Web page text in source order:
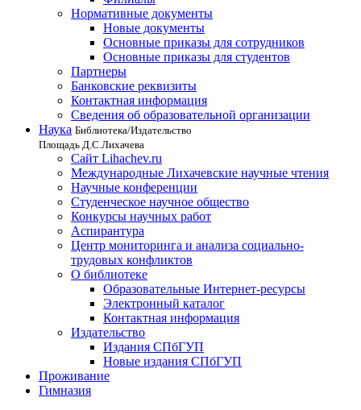
Нормативные документы
Новые документы
Основные приказы для сотрудников
Основные приказы для студентов
Партнеры
Банковские реквизиты
Контактная информация
Сведения об образовательной организации
Наука Библиотека/Издательство
Площадь Д.С.Лихачева
Сайт Lihachev.ru
Международные Лихачевские научные чтения
Научные конференции
Студенческое научное общество
Конкурсы научных работ
Аспирантура
Центр мониторинга и анализа социально-
трудовых конфликтов
О библиотеке
Образовательные Интернет-ресурсы
Электронный каталог
Контактная информация
Издательство
Издания СПбГУП
Новые издания СПбГУП
Проживание
Гимназия